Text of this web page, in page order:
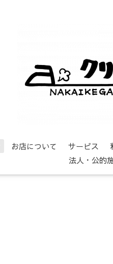
お店について サービス
法人・公的